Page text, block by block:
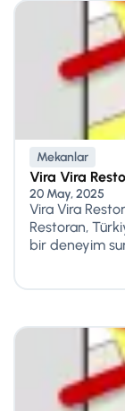
Mekanlar
Vira Vira
20 May, 2025
Vira Vira
Restoran,
bir deneyim